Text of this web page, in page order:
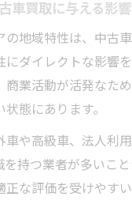
車買取に与える影
の地域特性は、中古
ダイレクトな影響を
商業活動が活発なた
態にあります。
車や高級車、法人利
を持つ業者が多いこ
正な評価を受けやす